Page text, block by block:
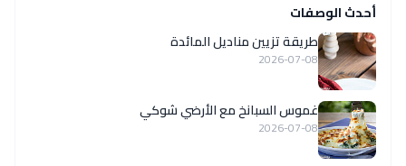
أحدث الوصفات
طريقة تزيين مناديل المائدة
2026-07-08
غموس السبانخ مع الأرضي شوكي
2026-07-08